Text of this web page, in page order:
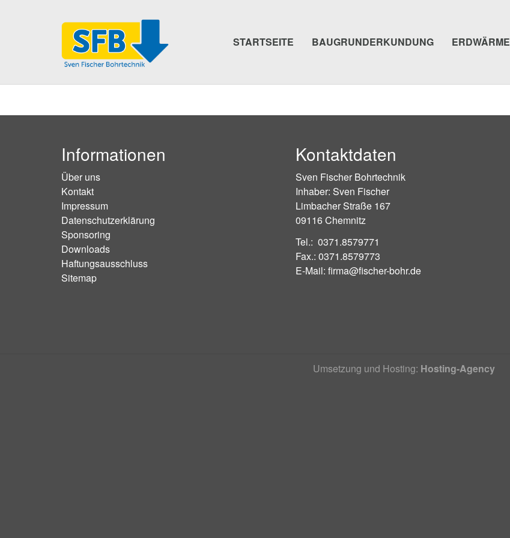
STARTSEITE BAUGRUNDERKUNDUNG ERDWÄRME
Informationen
Über uns
Kontakt
Impressum
Datenschutzerklärung
Sponsoring
Downloads
Haftungsausschluss
Sitemap
Kontaktdaten
Sven Fischer Bohrtechnik
Inhaber: Sven Fischer
Limbacher Straße 167
09116 Chemnitz
Tel.: 0371.8579771
Fax.: 0371.8579773
E-Mail: firma@fischer-bohr.de
Umsetzung und Hosting: Hosting-Agency